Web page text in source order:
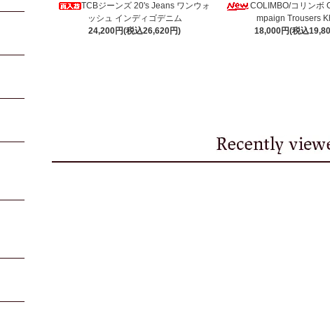
TCBジーンズ 20's Jeans ワンウォ
ッシュ インディゴデニム
24,200円(税込26,620円)
COLIMBO/コリンボ
mpaign Trousers
18,000円(税込